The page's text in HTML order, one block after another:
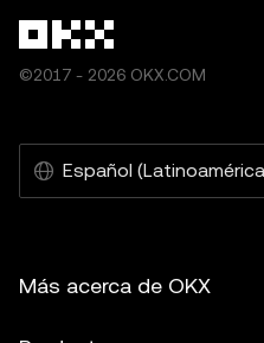
©2017 - 2026 OKX.COM
Español
Más acerca de OKX